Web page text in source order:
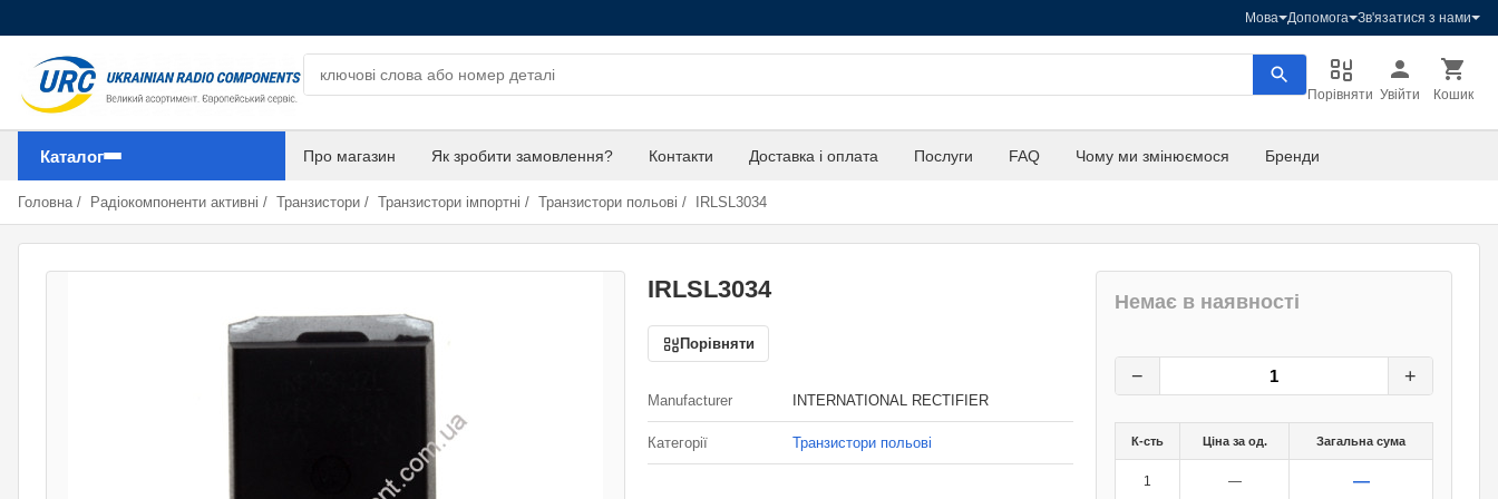
Мова Допомога Зв'язатися з нами
Порівняти Увійти Кошик
Каталог Про магазин Як зробити замовлення? Контакти Доставка і оплата Послуги FAQ Чому ми змінюємося Бренди
Головна / Радіокомпоненти активні / Транзистори / Транзистори імпортні / Транзистори польові / IRLSL3034
IRLSL3034
Порівняти
Manufacturer INTERNATIONAL RECTIFIER
Категорії Транзистори польові
Немає в наявності
− +
К-сть Ціна за од. Загальна сума
1 — —